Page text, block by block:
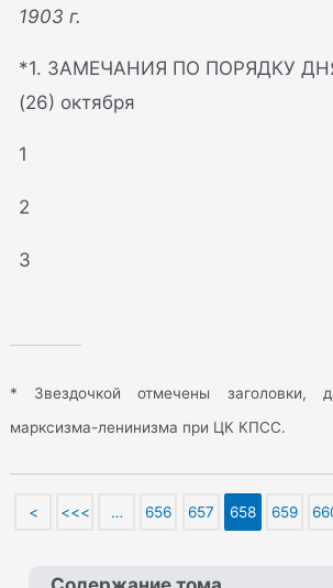
1903 г.
*1. ЗАМЕЧАНИЯ ПО ПОРЯДКУ
(26) октября
1
2
3
* Звездочкой отмечены заголовки,
марксизма-ленинизма при ЦК КПСС.
< <<< … 656 657 658 659